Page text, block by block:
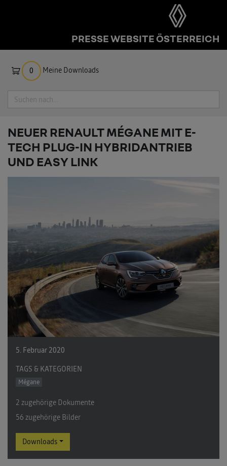
PRESSE WEBSITE ÖSTERREICH
0 Meine Downloads
Suche
NEUER RENAULT MÉGANE MIT E-
TECH PLUG-IN HYBRIDANTRIEB
UND EASY LINK
5. Februar 2020
TAGS & KATEGORIEN
Mégane
2 zugehörige Dokumente
56 zugehörige Bilder
Downloads